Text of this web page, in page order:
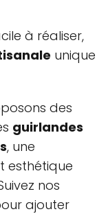
à réaliser,
unique
des
guirlandes
, une
esthétique
nos
ajouter